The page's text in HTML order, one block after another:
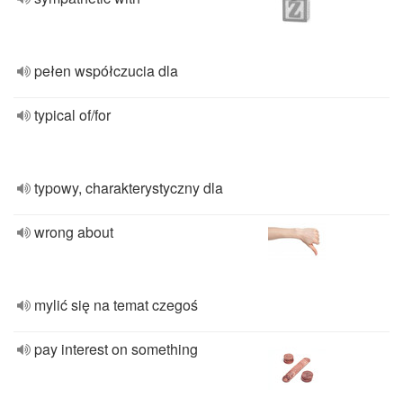
pełen współczucia dla
typical of/for
typowy, charakterystyczny dla
wrong about
mylić się na temat czegoś
pay interest on something